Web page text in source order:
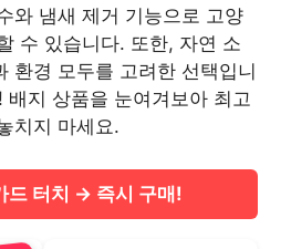
와 냄새 제거 기능으로 고양
수 있습니다. 또한, 자연 소
환경 모두를 고려한 선택입니
배지 상품을 눈여겨보아 최고
치지 마세요.
드 터치 → 즉시 구매!